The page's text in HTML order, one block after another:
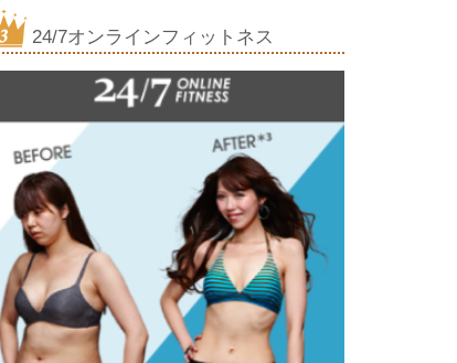
24/7オンラインフィットネス